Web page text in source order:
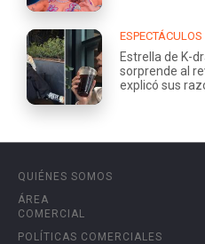
ESPECTÁCULOS
Estrella de K-
sorprende al
explicó sus
QUIÉNES SOMOS
ÁREA
COMERCIAL
POLÍTICAS COMERCIALES